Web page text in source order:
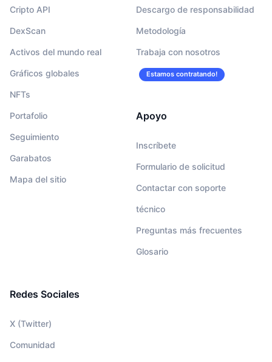
Cripto API
DexScan
Activos del mundo real
Gráficos globales
NFTs
Portafolio
Seguimiento
Garabatos
Mapa del sitio
Descargo de responsabilidad
Metodología
Trabaja con nosotros
Estamos contratando!
Apoyo
Inscríbete
Formulario de solicitud
Contactar con soporte
técnico
Preguntas más frecuentes
Glosario
Redes Sociales
X (Twitter)
Comunidad